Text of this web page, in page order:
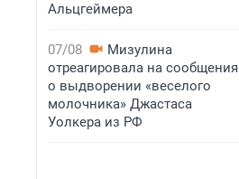
Альцгеймера
07/08
Мизулина
отреагировала на сообщения
о выдворении «веселого
молочника» Джастаса
Уолкера из РФ